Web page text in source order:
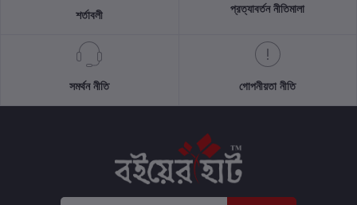
শর্তাবলী প্রত্যাবর্তন নীতিমালা
সমর্থন নীতি গোপনীয়তা নীতি